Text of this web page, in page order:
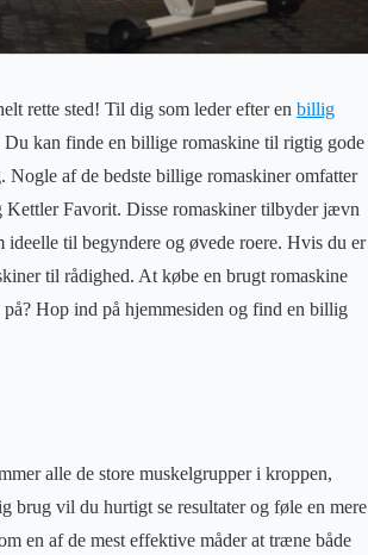
rette sted! Til dig som leder efter en billig
kan finde en billige romaskine til rigtig gode
af de bedste billige romaskiner omfatter
Favorit. Disse romaskiner tilbyder jævn
til begyndere og øvede roere. Hvis du er
til rådighed. At købe en brugt romaskine
Hop ind på hjemmesiden og find en billig
alle de store muskelgrupper i kroppen,
brug vil du hurtigt se resultater og føle en mere
en af de mest effektive måder at træne både